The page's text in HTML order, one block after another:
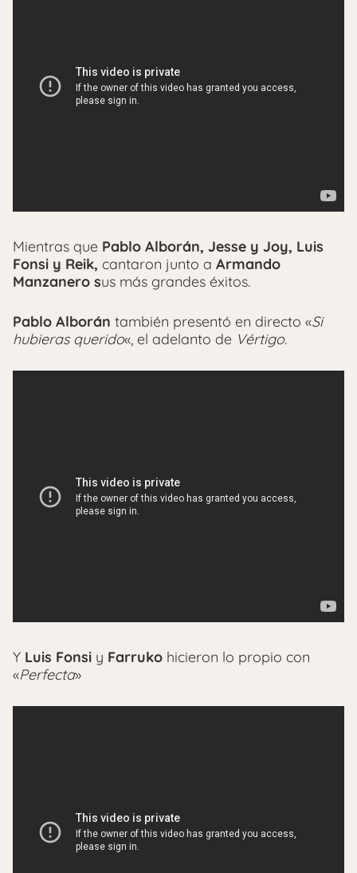
Mientras que Pablo Alborán, Jesse y Joy, Luis
Fonsi y Reik, cantaron junto a Armando
Manzanero sus más grandes éxitos.
Pablo Alborán también presentó en directo «Si
hubieras querido«, el adelanto de Vértigo.
Y Luis Fonsi y Farruko hicieron lo propio con
«Perfecta»